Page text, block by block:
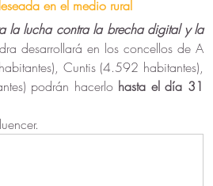
en el medio rural
la lucha contra la brecha digital y la
desarrollará en los concellos de A
Cuntis (4.592 habitantes),
podrán hacerlo hasta el día 31